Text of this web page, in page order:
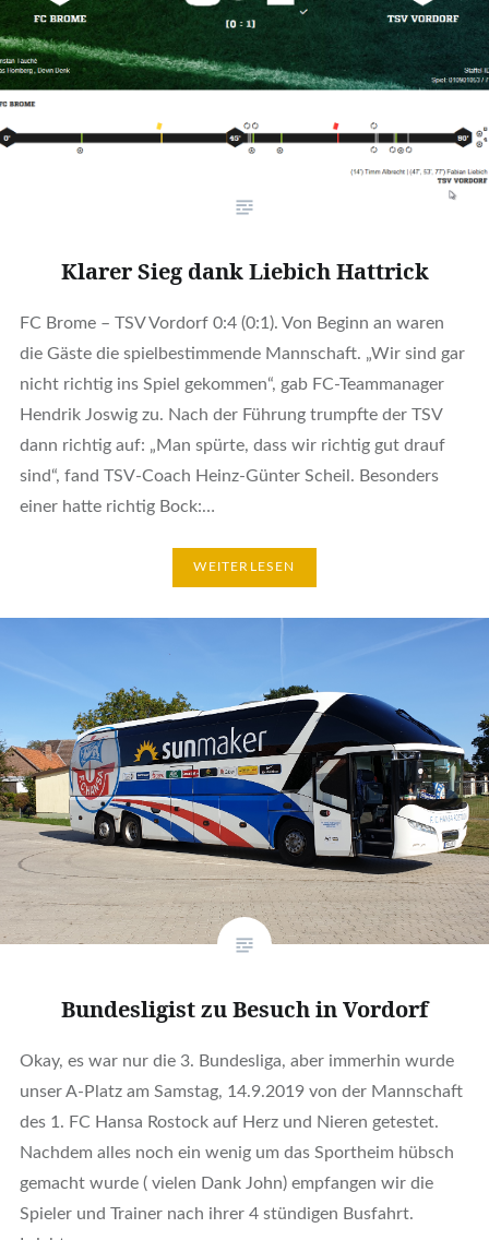
Klarer Sieg dank Liebich Hattrick
FC Brome – TSV Vordorf 0:4 (0:1). Von Beginn an waren
die Gäste die spielbestimmende Mannschaft. „Wir sind gar
nicht richtig ins Spiel gekommen“, gab FC-Teammanager
Hendrik Joswig zu. Nach der Führung trumpfte der TSV
dann richtig auf: „Man spürte, dass wir richtig gut drauf
sind“, fand TSV-Coach Heinz-Günter Scheil. Besonders
einer hatte richtig Bock:…
WEITERLESEN
Bundesligist zu Besuch in Vordorf
Okay, es war nur die 3. Bundesliga, aber immerhin wurde
unser A-Platz am Samstag, 14.9.2019 von der Mannschaft
des 1. FC Hansa Rostock auf Herz und Nieren getestet.
Nachdem alles noch ein wenig um das Sportheim hübsch
gemacht wurde ( vielen Dank John) empfangen wir die
Spieler und Trainer nach ihrer 4 stündigen Busfahrt.